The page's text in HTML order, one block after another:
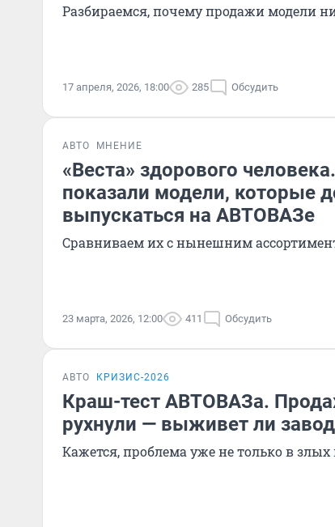
Разбираемся, почему продажи модели
17 апреля, 2026, 18:00 285 Обсудить
АВТО МНЕНИЕ
«Веста» здорового
показали модели, которые
выпускаться на АВТОВАЗе
Сравниваем их с нынешним
23 марта, 2026, 12:00 411 Обсудить
АВТО КРИЗИС-2026
Краш-тест АВТОВАЗа.
рухнули — выживет ли
Кажется, проблема уже не только в